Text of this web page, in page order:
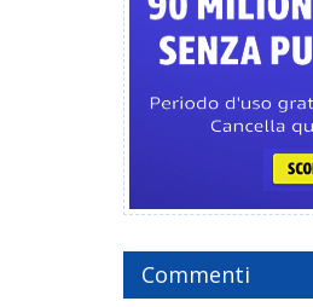
Commenti